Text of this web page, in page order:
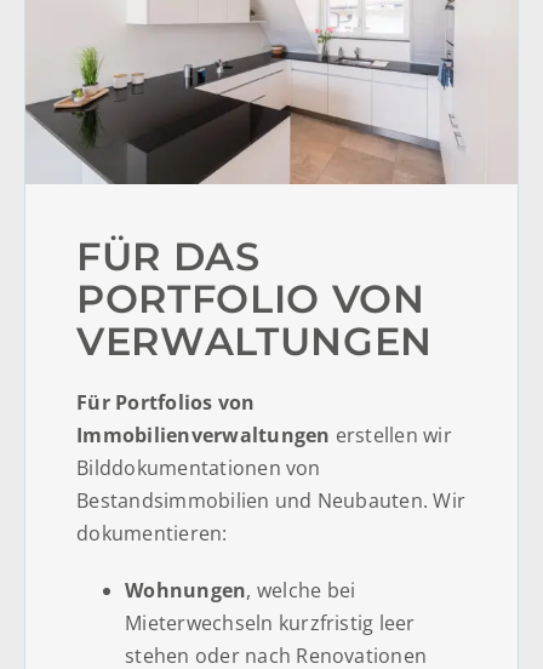
FÜR DAS
PORTFOLIO VON
VERWALTUNGEN
Für Portfolios von
Immobilienverwaltungen erstellen wir
Bilddokumentationen von
Bestandsimmobilien und Neubauten. Wir
dokumentieren:
Wohnungen, welche bei
Mieterwechseln kurzfristig leer
stehen oder nach Renovationen